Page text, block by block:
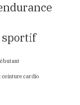
ceinture cardio